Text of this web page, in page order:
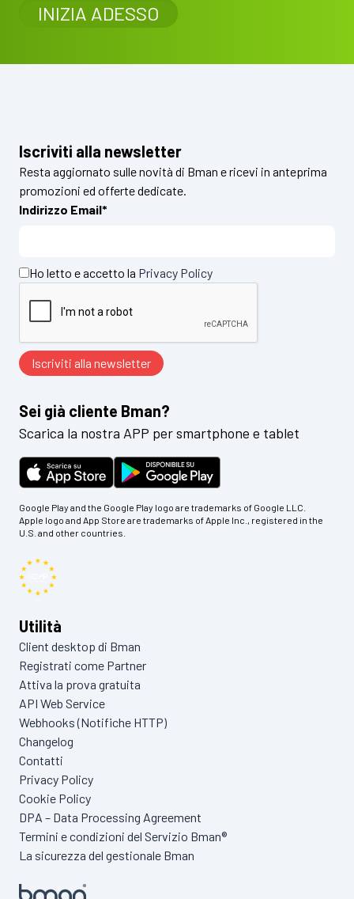
INIZIA ADESSO
Iscriviti alla newsletter
Resta aggiornato sulle novità di Bman e ricevi in anteprima
promozioni ed offerte dedicate.
Indirizzo Email*
Ho letto e accetto la Privacy Policy
Sei già cliente Bman?
Scarica la nostra APP per smartphone e tablet
Google Play and the Google Play logo are trademarks of Google LLC.
Apple logo and App Store are trademarks of Apple Inc., registered in the
U.S. and other countries.
Utilità
Client desktop di Bman
Registrati come Partner
Attiva la prova gratuita
API Web Service
Webhooks (Notifiche HTTP)
Changelog
Contatti
Privacy Policy
Cookie Policy
DPA – Data Processing Agreement
Termini e condizioni del Servizio Bman®
La sicurezza del gestionale Bman